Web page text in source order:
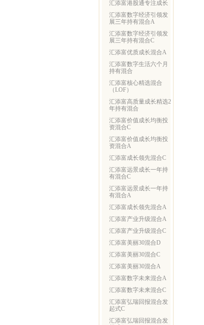
汇添富港股通专注成长
汇添富数字经济引领发
展三年持有混合A
汇添富数字经济引领发
展三年持有混合C
汇添富优质成长混合A
汇添富数字生活六个月
持有混合
汇添富核心精选混合
（LOF）
汇添富高质量成长精选2
年持有混合
汇添富价值成长均衡投
资混合C
汇添富价值成长均衡投
资混合A
汇添富成长领先混合C
汇添富远景成长一年持
有混合C
汇添富远景成长一年持
有混合A
汇添富成长领先混合A
汇添富产业升级混合A
汇添富产业升级混合C
汇添富美丽30混合D
汇添富美丽30混合C
汇添富美丽30混合A
汇添富数字未来混合A
汇添富数字未来混合C
汇添富弘瑞回报混合发
起式C
汇添富弘瑞回报混合发